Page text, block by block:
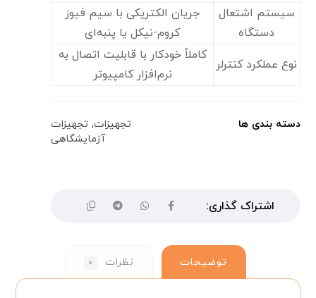
سیستم اشتعال
دستگاه
جریان الکتریکی با سیم فیوز
کروم-نیکل یا پنبه‌ای
نوع عملکرد کنترلر
کاملاً خودکار با قابلیت اتصال به
نرم‌افزار کامپیوتر
دسته بندی ها تجهیزات, تجهیزات
آزمایشگاهی
توضیحات نظرات ۰